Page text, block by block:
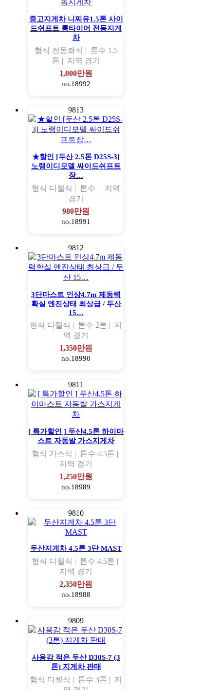
중고지게차 니찌유1.5톤 사이
드쉬프트 통타이어 전동지게
차
형식 전동좌식 | 톤수 1.5
톤 | 지역 경기
1,000만원
no.18992
9813
★할인 [두산 2.5톤 D25S-3]
노랭이디모델 싸이드쉬프트
장…
형식 디젤식 | 톤수 | 지역
경기
980만원
no.18991
9812
3단마스트 인상4.7m 제동력
확실 엔진상태 최상급 / 두산
15…
형식 디젤식 | 톤수 2톤 | 지
역 경기
1,350만원
no.18990
9811
[ 특가할인 ] 두산4.5톤 하이마
스트 자동발 가스지게차
형식 가스식 | 톤수 4.5톤 |
지역 경기
1,250만원
no.18989
9810
두산지게차 4.5톤 3단 MAST
형식 디젤식 | 톤수 4.5톤 |
지역 경기
2,350만원
no.18988
9809
사용감 적은 두산 D30S-7 (3
톤) 지게차 판매
형식 디젤식 | 톤수 3톤 | 지